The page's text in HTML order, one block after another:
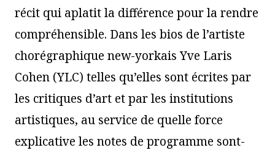
récit qui aplatit la différence pour la rendre
compréhensible. Dans les bios de l’artiste
chorégraphique new-yorkais Yve Laris
Cohen (YLC) telles qu’elles sont écrites par
les critiques d’art et par les institutions
artistiques, au service de quelle force
explicative les notes de programme sont-